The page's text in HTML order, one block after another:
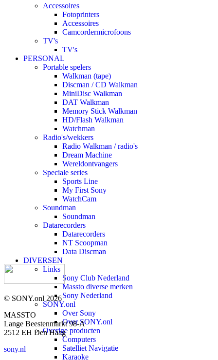
© SONY.onl 2026
MASSTO
Lange Beestenmarkt 98-A
2512 EH Den Haag
sony.nl
Accessoires
Fotoprinters
Accessoires
Camcordermicrofoons
TV's
TV's
PERSONAL
Portable spelers
Walkman (tape)
Discman / CD Walkman
MiniDisc Walkman
DAT Walkman
Memory Stick Walkman
HD/Flash Walkman
Watchman
Radio's/wekkers
Radio Walkman / radio's
Dream Machine
Wereldontvangers
Speciale series
Sports Line
My First Sony
WatchCam
Soundman
Soundman
Datarecorders
Datarecorders
NT Scoopman
Data Discman
DIVERSEN
Links
Sony Club Nederland
Massto diverse merken
Sony Nederland
SONY.onl
Over Sony
Over SONY.onl
Overige producten
Computers
Satelliet Navigatie
Karaoke